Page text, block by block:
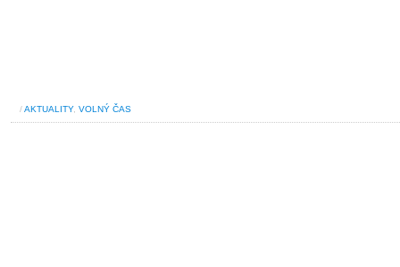
/AKTUALITY, VOLNÝ ČAS